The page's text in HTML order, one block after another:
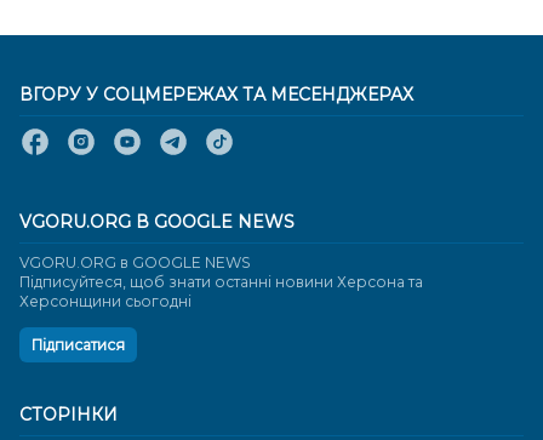
СТОРІНКИ
ВГОРУ У СОЦМЕРЕЖАХ ТА МЕСЕНДЖЕРАХ
VGORU.ORG В GOOGLE NEWS
VGORU.ORG в GOOGLE NEWS
Підписуйтеся, щоб знати останні новини Херсона та
Херсонщини сьогодні
Підписатися